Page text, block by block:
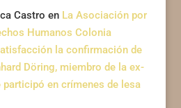
Castro en La Asociación por
Humanos Colonia
la confirmación de
Döring, miembro de la ex-
participó en crímenes de lesa